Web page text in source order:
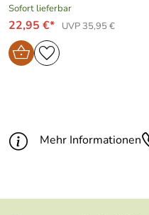
Sofort lieferbar
22,95 €* UVP 35,95 €
Mehr Informationen